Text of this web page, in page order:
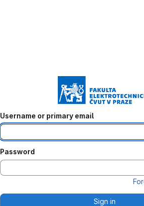
Username or primary email
Password
Sign in